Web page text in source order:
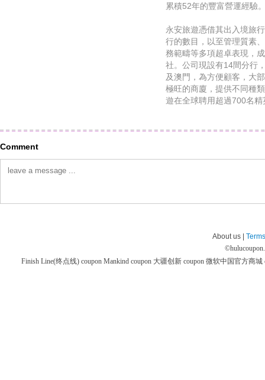
累積52年的豐富營運經驗
永安旅遊憑借其出入境旅
行的數目，以至管理質素
務範疇等多項超卓表現，
社。公司現設有14間分行
及澳門，為方便顧客，大
極旺的商廈，提供不同種
遊在全球聘用超過700名
Comment
About us |
©
Finish Line(终点线) coupon Mankind coupon 大疆创新 coupon 微软中国官方商城